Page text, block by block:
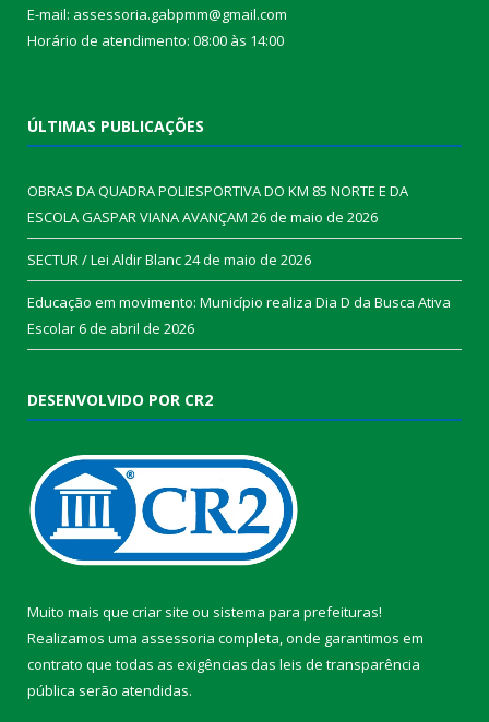
E-mail: assessoria.gabpmm@gmail.com
Horário de atendimento: 08:00 às 14:00
ÚLTIMAS PUBLICAÇÕES
OBRAS DA QUADRA POLIESPORTIVA DO KM 85 NORTE E DA
ESCOLA GASPAR VIANA AVANÇAM 26 de maio de 2026
SECTUR / Lei Aldir Blanc24 de maio de 2026
Educação em movimento: Município realiza Dia D da Busca Ativa
Escolar6 de abril de 2026
DESENVOLVIDO POR CR2
Muito mais que criar site ou sistema para prefeituras!
Realizamos uma assessoria completa, onde garantimos em
contrato que todas as exigências das leis de transparência
pública serão atendidas.